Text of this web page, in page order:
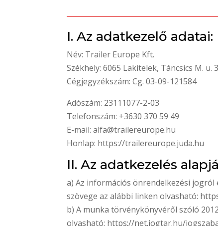
I. Az adatkezelő adatai:
Név: Trailer Europe Kft.
Székhely: 6065 Lakitelek, Táncsics M. u.
Cégjegyzékszám: Cg. 03-09-121584
Adószám: 23111077-2-03
Telefonszám: +3630 370 59 49
E-mail: alfa@trailereurope.hu
Honlap: https://trailereurope.juda.hu
II. Az adatkezelés
a) Az információs önrendelkezési jogról
szövege az alábbi linken olvasható:
b) A munka törvénykönyvéről szóló
olvasható: https://net.jogtar.hu/